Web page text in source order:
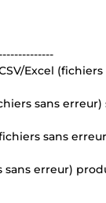
Excel (fichiers
sans erreur)
sans
sans erreur)